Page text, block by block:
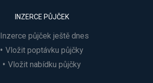
INZERCE PŮJČEK
Inzerce půjček ještě dnes
Vložit poptávku půjčky
Vložit nabídku půjčky